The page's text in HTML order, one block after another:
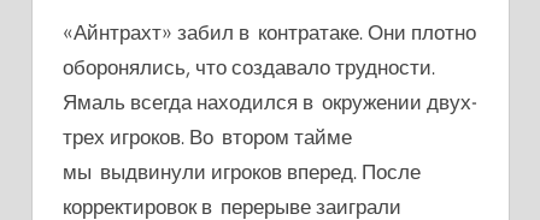
«Айнтрахт» забил в контратаке. Они плотно
оборонялись, что создавало трудности.
Ямаль всегда находился в окружении двух-
трех игроков. Во втором тайме
мы выдвинули игроков вперед. После
корректировок в перерыве заиграли